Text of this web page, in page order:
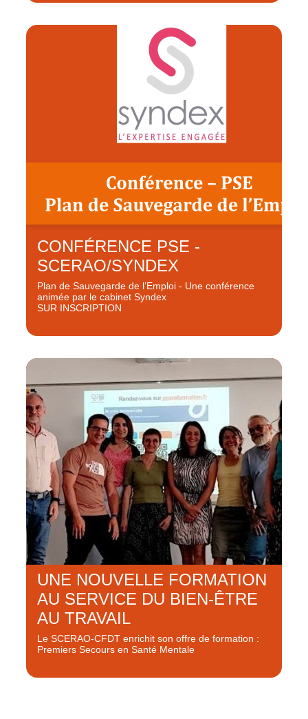
CONFÉRENCE PSE -
SCERAO/SYNDEX
Plan de Sauvegarde de l’Emploi - Une conférence
animée par le cabinet Syndex
SUR INSCRIPTION
UNE NOUVELLE FORMATION
AU SERVICE DU BIEN-ÊTRE
AU TRAVAIL
Le SCERAO-CFDT enrichit son offre de formation :
Premiers Secours en Santé Mentale